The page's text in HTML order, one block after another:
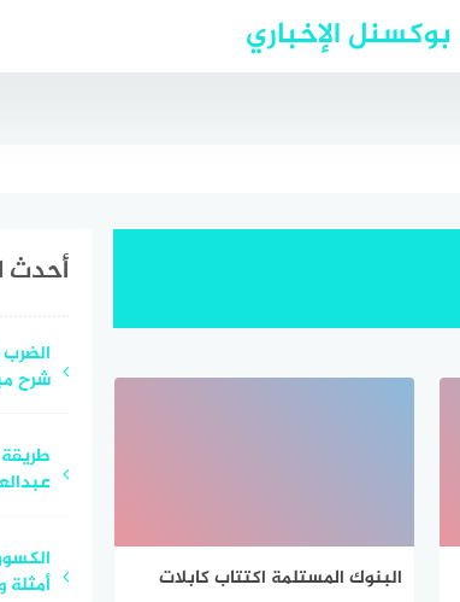
بوكسنل الإخباري
البنوك المستلمة اكتتاب كابلات
أحدث
شرح
أمثلة